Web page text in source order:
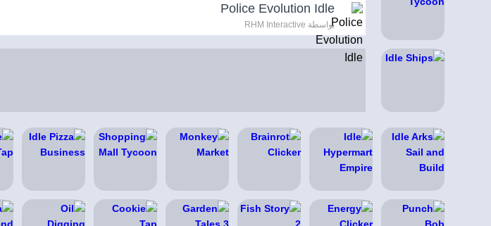
Police Evolution Idle
بواسطة RHM Interactive